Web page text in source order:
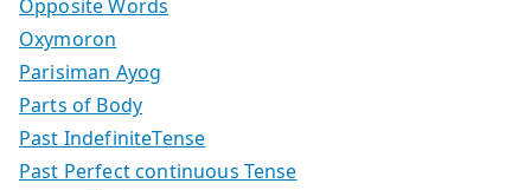
Opposite Words
Oxymoron
Parisiman Ayog
Parts of Body
Past IndefiniteTense
Past Perfect continuous Tense